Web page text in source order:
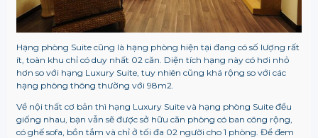
Hạng phòng Suite cũng là hạng phòng hiện tại đang có số lượng rất
ít, toàn khu chỉ có duy nhất 02 căn. Diện tích hạng này có hơi nhỏ
hơn so với hạng Luxury Suite, tuy nhiên cũng khá rộng so với các
hạng phòng thông thường với 98m2.
Về nội thất cơ bản thì hạng Luxury Suite và hạng phòng Suite đều
giống nhau, bạn vẫn sẽ được sở hữu căn phòng có ban công rộng,
có ghế sofa, bồn tắm và chỉ ở tối đa 02 người cho 1 phòng. Để đem